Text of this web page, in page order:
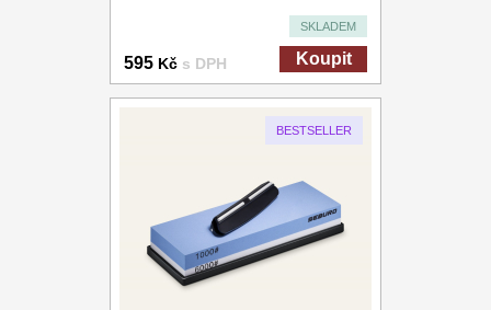
SKLADEM
595 Kč s DPH Koupit
BESTSELLER